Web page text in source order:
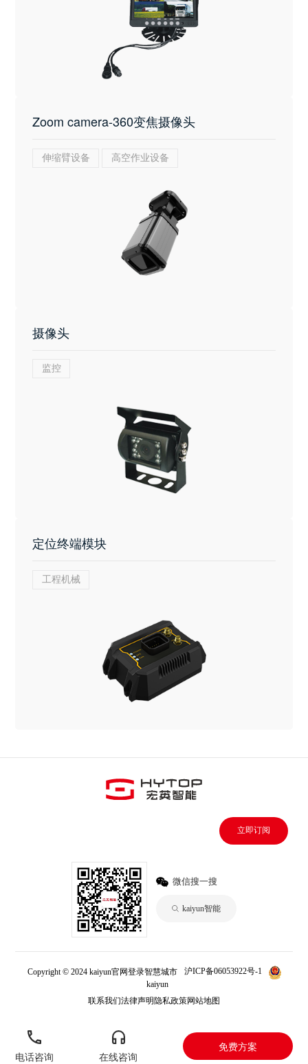
Zoom camera-360变焦摄像头
伸缩臂设备 高空作业设备
摄像头
监控
定位终端模块
工程机械
立即订阅
微信搜一搜
kaiyun智能
Copyright © 2024 kaiyun官网登录智慧城市
沪ICP备06053922号-1
kaiyun
联系我们法律声明隐私政策网站地图
电话咨询 在线咨询
免费方案